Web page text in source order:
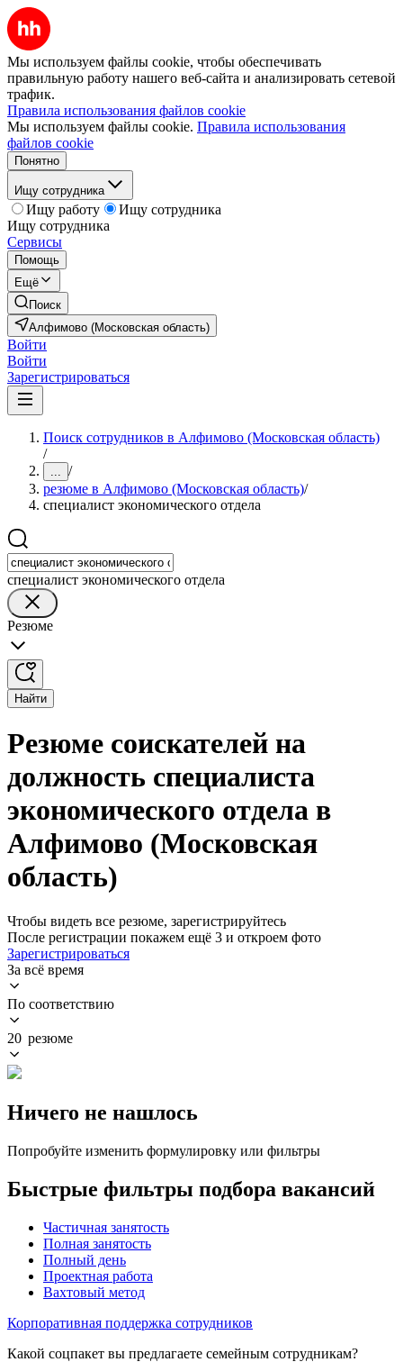
Мы используем файлы cookie, чтобы обеспечивать
правильную работу нашего веб-сайта и анализировать сетевой
трафик.
Правила использования файлов cookie
Мы используем файлы cookie. Правила использования
файлов cookie
Понятно
Ищу сотрудника
Ищу работу
Ищу сотрудника
Ищу сотрудника
Сервисы
Помощь
Ещё
Поиск
Алфимово (Московская область)
Войти
Войти
Зарегистрироваться
Поиск сотрудников в Алфимово (Московская область)
/
... /
резюме в Алфимово (Московская область)/
специалист экономического отдела
специалист экономического отдела
Резюме
Найти
Резюме соискателей на
должность специалиста
экономического отдела в
Алфимово (Московская
область)
Чтобы видеть все резюме, зарегистрируйтесь
После регистрации покажем ещё 3 и откроем фото
Зарегистрироваться
За всё время
По соответствию
20 резюме
Ничего не нашлось
Попробуйте изменить формулировку или фильтры
Быстрые фильтры подбора вакансий
Частичная занятость
Полная занятость
Полный день
Проектная работа
Вахтовый метод
Корпоративная поддержка сотрудников
Какой соцпакет вы предлагаете семейным сотрудникам?